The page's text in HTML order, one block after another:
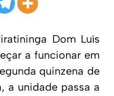
Dom Luís
a funcionar em
quinzena de
a unidade passa a